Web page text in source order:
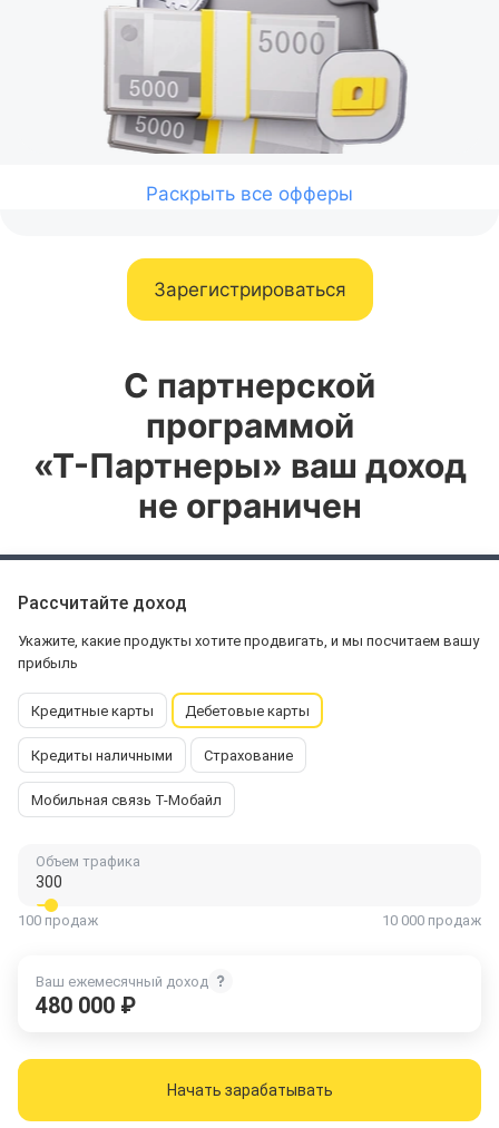
Раскрыть все офферы
Зарегистрироваться
С партнерской
программой
«Т-Партнеры» ваш доход
не ограничен
Рассчитайте доход
Укажите, какие продукты хотите продвигать, и мы посчитаем вашу
прибыль
Кредитные карты Дебетовые карты
Кредиты наличными Страхование
Мобильная связь Т-Мобайл
Объем трафика
100 продаж 10 000 продаж
Ваш ежемесячный доход
480 000 ₽
Начать зарабатывать